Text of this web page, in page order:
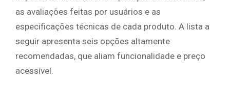
as avaliações feitas por usuários e as
especificações técnicas de cada produto. A lista a
seguir apresenta seis opções altamente
recomendadas, que aliam funcionalidade e preço
acessível.